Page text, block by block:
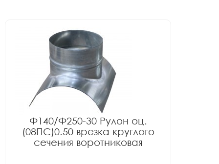
Ф140/Ф250-30 Рулон оц.
(08ПС)0.50 врезка круглого
сечения воротниковая